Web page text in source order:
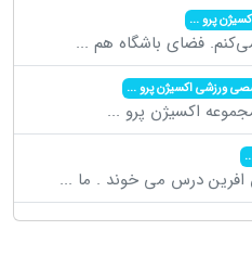
پرو...
فضای باشگاه هم ...
ورزشی اکسیژن پرو...
اکسیژن پرو ...
درس می خوند . ما ...